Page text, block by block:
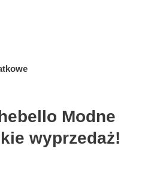
Modne
wyprzedaż!